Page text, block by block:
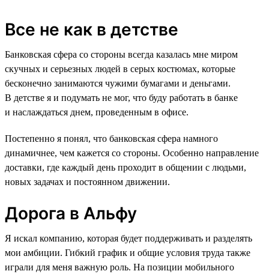
Все не как в детстве
Банковская сфера со стороны всегда казалась мне миром
скучных и серьезных людей в серых костюмах, которые
бесконечно занимаются чужими бумагами и деньгами.
В детстве я и подумать не мог, что буду работать в банке
и наслаждаться днем, проведенным в офисе.
Постепенно я понял, что банковская сфера намного
динамичнее, чем кажется со стороны. Особенно направление
доставки, где каждый день проходит в общении с людьми,
новых задачах и постоянном движении.
Дорога в Альфу
Я искал компанию, которая будет поддерживать и разделять
мои амбиции. Гибкий график и общие условия труда также
играли для меня важную роль. На позиции мобильного